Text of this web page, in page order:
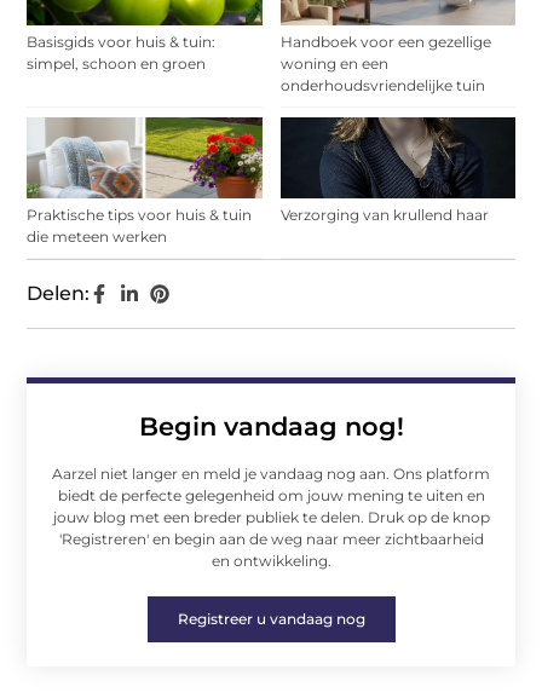
Basisgids voor huis & tuin:
simpel, schoon en groen
Handboek voor een gezellige
woning en een
onderhoudsvriendelijke tuin
Praktische tips voor huis & tuin
die meteen werken
Verzorging van krullend haar
Begin vandaag nog!
Aarzel niet langer en meld je vandaag nog aan. Ons platform
biedt de perfecte gelegenheid om jouw mening te uiten en
jouw blog met een breder publiek te delen. Druk op de knop
'Registreren' en begin aan de weg naar meer zichtbaarheid
en ontwikkeling.
Registreer u vandaag nog
Delen: